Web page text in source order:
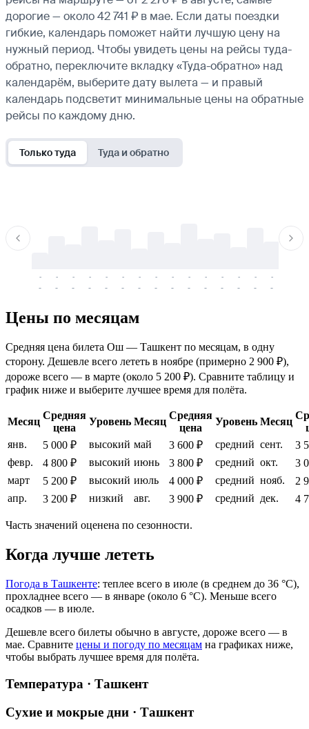
дорогие — около 42 741 ₽ в мае. Если даты поездки
гибкие, календарь поможет найти лучшую цену на
нужный период. Чтобы увидеть цены на рейсы туда-
обратно, переключите вкладку «Туда-обратно» над
календарём, выберите дату вылета — и правый
календарь подсветит минимальные цены на обратные
рейсы по каждому дню.
Только туда Туда и обратно
-
-
-
-
-
-
-
-
-
-
-
-
-
-
-
-
-
-
-
-
-
-
-
-
-
-
-
-
-
-
Цены по месяцам
Средняя цена билета Ош — Ташкент по месяцам, в одну
сторону. Дешевле всего лететь в ноябре (примерно 2 900 ₽),
дороже всего — в марте (около 5 200 ₽). Сравните таблицу и
график ниже и выберите лучшее время для полёта.
Месяц
Средняя
цена
Уровень Месяц
Средняя
цена
Уровень Месяц
янв.
5 000 ₽ высокий май 3 600 ₽ средний сент.
3
февр.
4 800 ₽ высокий июнь 3 800 ₽ средний окт.
3
март
5 200 ₽ высокий июль 4 000 ₽ средний нояб.
2
апр.
3 200 ₽ низкий авг. 3 900 ₽ средний дек. 4
Часть значений оценена по сезонности.
Когда лучше лететь
Погода в Ташкенте: теплее всего в июле (в среднем до 36 °C),
прохладнее всего — в январе (около 6 °C). Меньше всего
осадков — в июле.
Дешевле всего билеты обычно в августе, дороже всего — в
мае. Сравните цены и погоду по месяцам на графиках ниже,
чтобы выбрать лучшее время для полёта.
Температура · Ташкент
Сухие и мокрые дни · Ташкент